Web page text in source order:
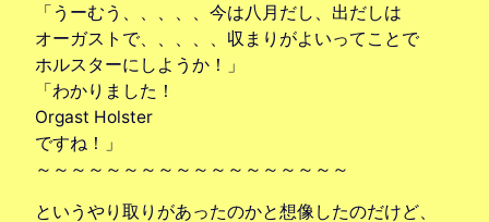
「うーむう、、、、、今は八月だし、出だしは
オーガストで、、、、、収まりがよいってことで
ホルスターにしようか！」
「わかりました！
Orgast Holster
ですね！」
～～～～～～～～～～～～～～～～～～
というやり取りがあったのかと想像したのだけど、